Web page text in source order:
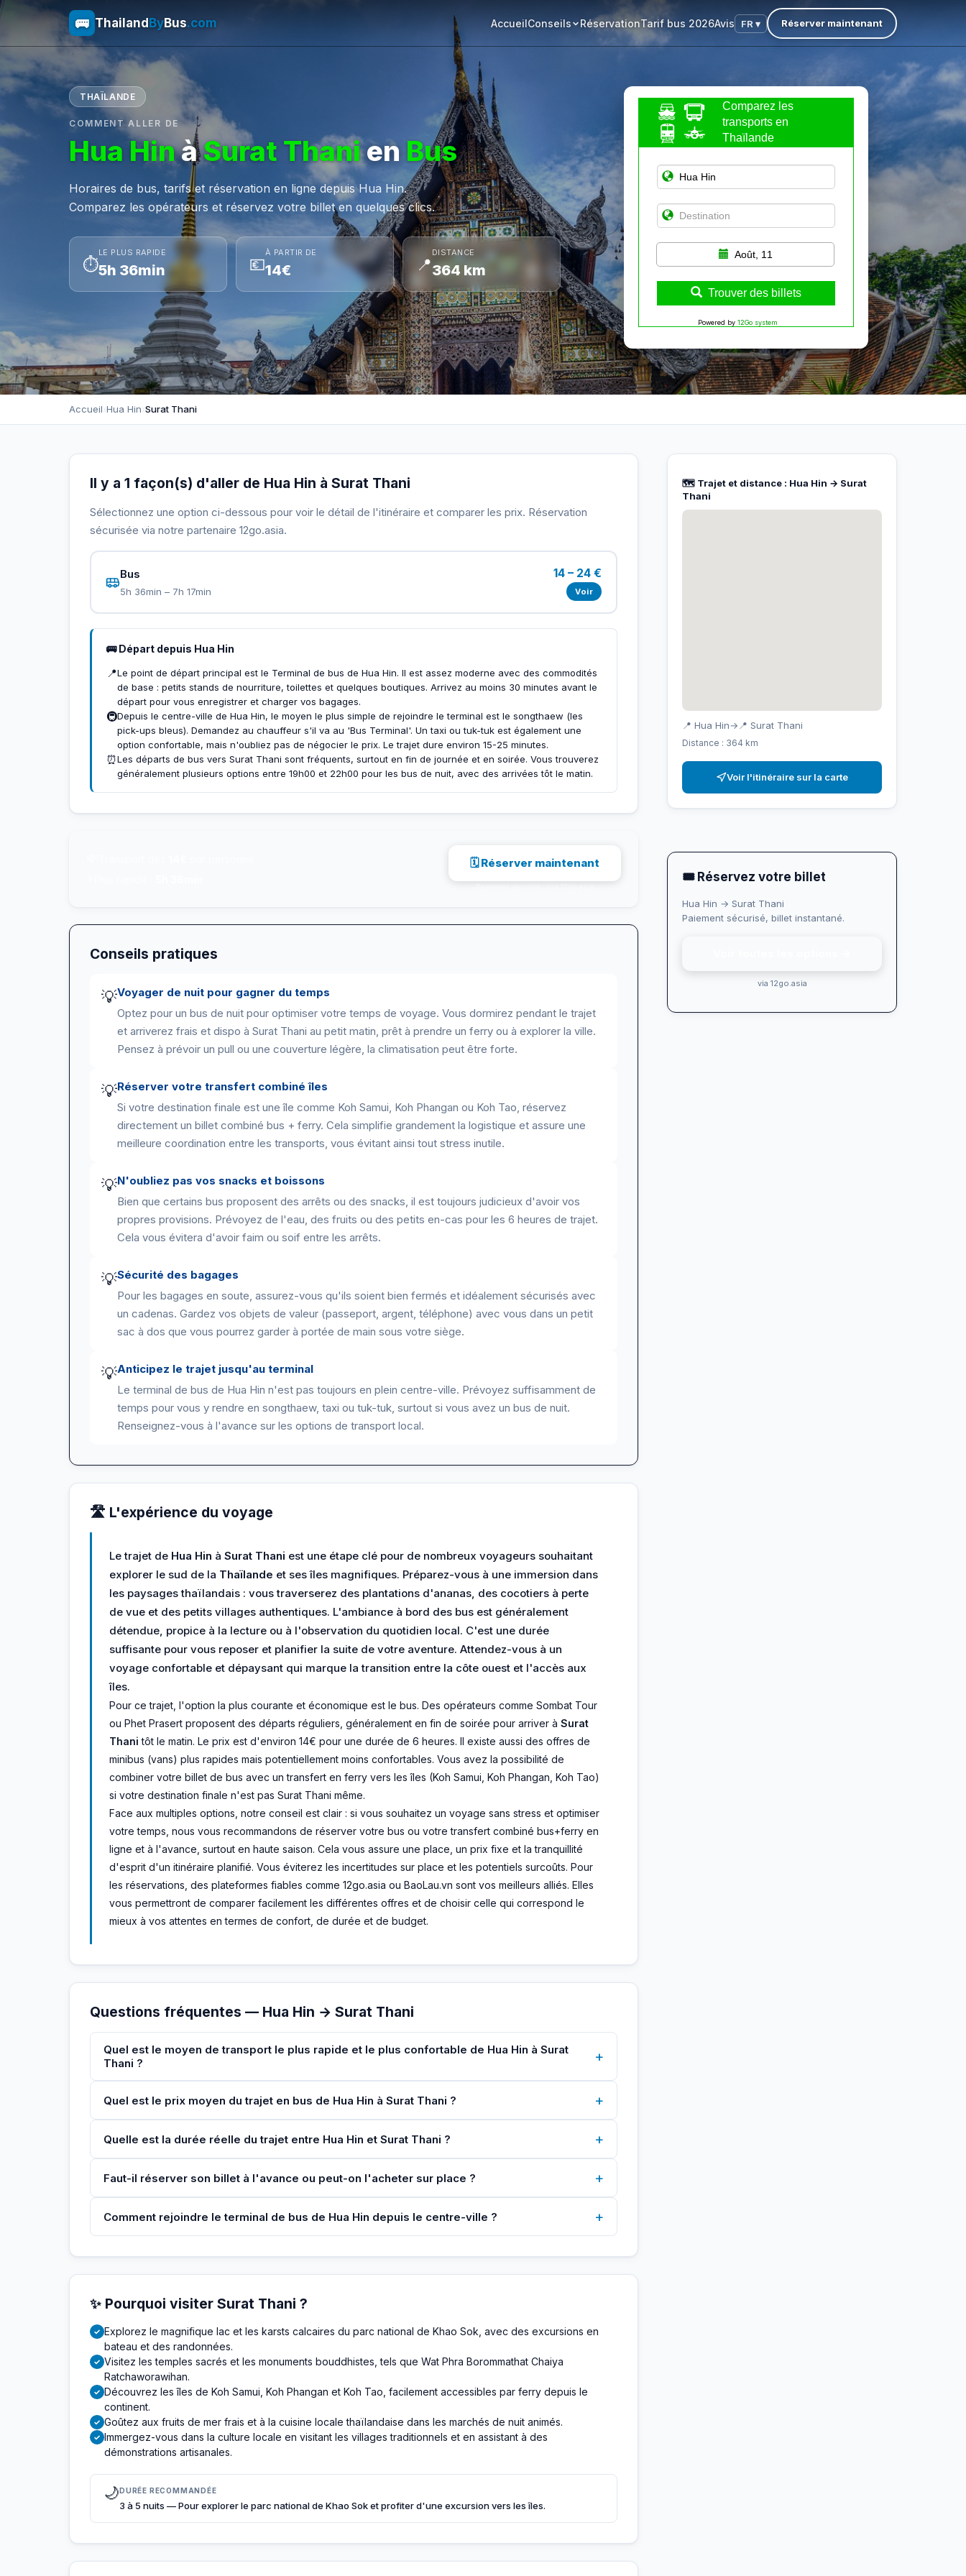
🚌 Thailand ByBus.com AccueilConseils RéservationTarif bus 2026Avis FR ▾ Réserver maintenant
THAÏLANDE
COMMENT ALLER DE
Hua HinàSurat Thanien Bus
Horaires de bus, tarifs et réservation en ligne depuis Hua Hin.
Comparez les opérateurs et réservez votre billet en quelques clics.
⏱
LE PLUS RAPIDE
5h 36min 💶
À PARTIR DE
14€ 📍
DISTANCE
364 km
Comparez les
transports en
Thaïlande
Août, 11
Trouver des billets
Powered by 12Go system
Accueil›Hua Hin›Surat Thani
🗺️ Trajet et distance : Hua Hin → Surat
Thani
📍 Hua Hin→ 📍 Surat Thani
Distance : 364 km
Voir l'itinéraire sur la carte
Il y a 1 façon(s) d'aller de Hua Hin à Surat Thani
Sélectionnez une option ci-dessous pour voir le détail de l'itinéraire et comparer les prix. Réservation
sécurisée via notre partenaire 12go.asia.
Bus
5h 36min – 7h 17min
14 – 24 €
Voir
🚌 Départ depuis Hua Hin
📍Le point de départ principal est le Terminal de bus de Hua Hin. Il est assez moderne avec des commodités
de base : petits stands de nourriture, toilettes et quelques boutiques. Arrivez au moins 30 minutes avant le
départ pour vous enregistrer et charger vos bagages.
🚇Depuis le centre-ville de Hua Hin, le moyen le plus simple de rejoindre le terminal est le songthaew (les
pick-ups bleus). Demandez au chauffeur s'il va au 'Bus Terminal'. Un taxi ou tuk-tuk est également une
option confortable, mais n'oubliez pas de négocier le prix. Le trajet dure environ 15-25 minutes.
⏰Les départs de bus vers Surat Thani sont fréquents, surtout en fin de journée et en soirée. Vous trouverez
généralement plusieurs options entre 19h00 et 22h00 pour les bus de nuit, avec des arrivées tôt le matin.
🗓 Réserver maintenant
Conseils pratiques
💡Voyager de nuit pour gagner du temps
Optez pour un bus de nuit pour optimiser votre temps de voyage. Vous dormirez pendant le trajet
et arriverez frais et dispo à Surat Thani au petit matin, prêt à prendre un ferry ou à explorer la ville.
Pensez à prévoir un pull ou une couverture légère, la climatisation peut être forte.
💡Réserver votre transfert combiné îles
Si votre destination finale est une île comme Koh Samui, Koh Phangan ou Koh Tao, réservez
directement un billet combiné bus + ferry. Cela simplifie grandement la logistique et assure une
meilleure coordination entre les transports, vous évitant ainsi tout stress inutile.
💡N'oubliez pas vos snacks et boissons
Bien que certains bus proposent des arrêts ou des snacks, il est toujours judicieux d'avoir vos
propres provisions. Prévoyez de l'eau, des fruits ou des petits en-cas pour les 6 heures de trajet.
Cela vous évitera d'avoir faim ou soif entre les arrêts.
💡Sécurité des bagages
Pour les bagages en soute, assurez-vous qu'ils soient bien fermés et idéalement sécurisés avec
un cadenas. Gardez vos objets de valeur (passeport, argent, téléphone) avec vous dans un petit
sac à dos que vous pourrez garder à portée de main sous votre siège.
💡Anticipez le trajet jusqu'au terminal
Le terminal de bus de Hua Hin n'est pas toujours en plein centre-ville. Prévoyez suffisamment de
temps pour vous y rendre en songthaew, taxi ou tuk-tuk, surtout si vous avez un bus de nuit.
Renseignez-vous à l'avance sur les options de transport local.
🛣️ L'expérience du voyage
Le trajet de Hua Hin à Surat Thani est une étape clé pour de nombreux voyageurs souhaitant
explorer le sud de la Thaïlande et ses îles magnifiques. Préparez-vous à une immersion dans
les paysages thaïlandais : vous traverserez des plantations d'ananas, des cocotiers à perte
de vue et des petits villages authentiques. L'ambiance à bord des bus est généralement
détendue, propice à la lecture ou à l'observation du quotidien local. C'est une durée
suffisante pour vous reposer et planifier la suite de votre aventure. Attendez-vous à un
voyage confortable et dépaysant qui marque la transition entre la côte ouest et l'accès aux
îles.
Pour ce trajet, l'option la plus courante et économique est le bus. Des opérateurs comme Sombat Tour
ou Phet Prasert proposent des départs réguliers, généralement en fin de soirée pour arriver à Surat
Thani tôt le matin. Le prix est d'environ 14€ pour une durée de 6 heures. Il existe aussi des offres de
minibus (vans) plus rapides mais potentiellement moins confortables. Vous avez la possibilité de
combiner votre billet de bus avec un transfert en ferry vers les îles (Koh Samui, Koh Phangan, Koh Tao)
si votre destination finale n'est pas Surat Thani même.
Face aux multiples options, notre conseil est clair : si vous souhaitez un voyage sans stress et optimiser
votre temps, nous vous recommandons de réserver votre bus ou votre transfert combiné bus+ferry en
ligne et à l'avance, surtout en haute saison. Cela vous assure une place, un prix fixe et la tranquillité
d'esprit d'un itinéraire planifié. Vous éviterez les incertitudes sur place et les potentiels surcoûts. Pour
les réservations, des plateformes fiables comme 12go.asia ou BaoLau.vn sont vos meilleurs alliés. Elles
vous permettront de comparer facilement les différentes offres et de choisir celle qui correspond le
mieux à vos attentes en termes de confort, de durée et de budget.
Questions fréquentes — Hua Hin → Surat Thani
Quel est le moyen de transport le plus rapide et le plus confortable de Hua Hin à Surat
Thani ?
+
Quel est le prix moyen du trajet en bus de Hua Hin à Surat Thani ? +
Quelle est la durée réelle du trajet entre Hua Hin et Surat Thani ? +
Faut-il réserver son billet à l'avance ou peut-on l'acheter sur place ? +
Comment rejoindre le terminal de bus de Hua Hin depuis le centre-ville ? +
✨ Pourquoi visiter Surat Thani ?
✓ Explorez le magnifique lac et les karsts calcaires du parc national de Khao Sok, avec des excursions en
bateau et des randonnées.
✓ Visitez les temples sacrés et les monuments bouddhistes, tels que Wat Phra Borommathat Chaiya
Ratchaworawihan.
✓ Découvrez les îles de Koh Samui, Koh Phangan et Koh Tao, facilement accessibles par ferry depuis le
continent.
✓ Goûtez aux fruits de mer frais et à la cuisine locale thaïlandaise dans les marchés de nuit animés.
✓ Immergez-vous dans la culture locale en visitant les villages traditionnels et en assistant à des
démonstrations artisanales.
🌙DURÉE RECOMMANDÉE
3 à 5 nuits — Pour explorer le parc national de Khao Sok et profiter d'une excursion vers les îles.
🎟 Réservez votre billet
Hua Hin → Surat Thani
Paiement sécurisé, billet instantané.
via 12go.asia